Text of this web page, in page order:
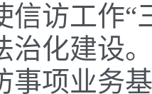
信访工作“
治化建设
事项业务